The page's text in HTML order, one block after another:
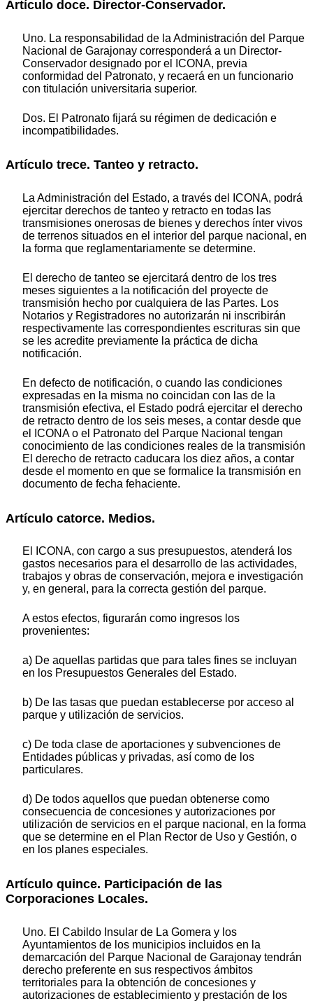
Artículo doce. Director-Conservador.
Uno. La responsabilidad de la Administración del Parque
Nacional de Garajonay corresponderá a un Director-
Conservador designado por el ICONA, previa
conformidad del Patronato, y recaerá en un funcionario
con titulación universitaria superior.
Dos. El Patronato fijará su régimen de dedicación e
incompatibilidades.
Artículo trece. Tanteo y retracto.
La Administración del Estado, a través del ICONA, podrá
ejercitar derechos de tanteo y retracto en todas las
transmisiones onerosas de bienes y derechos ínter vivos
de terrenos situados en el interior del parque nacional, en
la forma que reglamentariamente se determine.
El derecho de tanteo se ejercitará dentro de los tres
meses siguientes a la notificación del proyecte de
transmisión hecho por cualquiera de las Partes. Los
Notarios y Registradores no autorizarán ni inscribirán
respectivamente las correspondientes escrituras sin que
se les acredite previamente la práctica de dicha
notificación.
En defecto de notificación, o cuando las condiciones
expresadas en la misma no coincidan con las de la
transmisión efectiva, el Estado podrá ejercitar el derecho
de retracto dentro de los seis meses, a contar desde que
el ICONA o el Patronato del Parque Nacional tengan
conocimiento de las condiciones reales de la transmisión
El derecho de retracto caducara los diez años, a contar
desde el momento en que se formalice la transmisión en
documento de fecha fehaciente.
Artículo catorce. Medios.
El ICONA, con cargo a sus presupuestos, atenderá los
gastos necesarios para el desarrollo de las actividades,
trabajos y obras de conservación, mejora e investigación
y, en general, para la correcta gestión del parque.
A estos efectos, figurarán como ingresos los
provenientes:
a) De aquellas partidas que para tales fines se incluyan
en los Presupuestos Generales del Estado.
b) De las tasas que puedan establecerse por acceso al
parque y utilización de servicios.
c) De toda clase de aportaciones y subvenciones de
Entidades públicas y privadas, así como de los
particulares.
d) De todos aquellos que puedan obtenerse como
consecuencia de concesiones y autorizaciones por
utilización de servicios en el parque nacional, en la forma
que se determine en el Plan Rector de Uso y Gestión, o
en los planes especiales.
Artículo quince. Participación de las
Corporaciones Locales.
Uno. El Cabildo Insular de La Gomera y los
Ayuntamientos de los municipios incluidos en la
demarcación del Parque Nacional de Garajonay tendrán
derecho preferente en sus respectivos ámbitos
territoriales para la obtención de concesiones y
autorizaciones de establecimiento y prestación de los